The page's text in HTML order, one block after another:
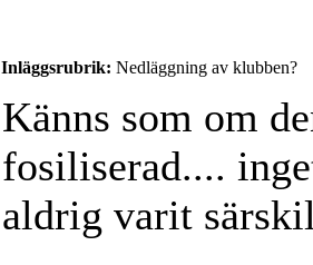
Inläggsrubrik: Nedläggning av klubben?
Känns som om
fosiliserad....
aldrig varit